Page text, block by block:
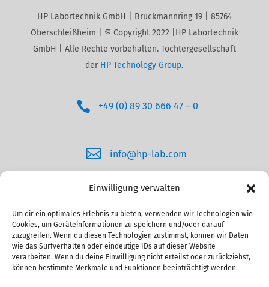
Einwilligung verwalten
Um dir ein optimales Erlebnis zu bieten, verwenden wir Technologien wie
Cookies, um Geräteinformationen zu speichern und/oder darauf
zuzugreifen. Wenn du diesen Technologien zustimmst, können wir Daten
wie das Surfverhalten oder eindeutige IDs auf dieser Website
verarbeiten. Wenn du deine Einwilligung nicht erteilst oder zurückziehst,
können bestimmte Merkmale und Funktionen beeinträchtigt werden.
HP Labortechnik GmbH | Bruckmannring 19 | 85764
Oberschleißheim | © Copyright 2022 |HP Labortechnik
GmbH | Alle Rechte vorbehalten. Tochtergesellschaft
der HP Technology Group.
 +49 (0) 89 30 666 47 – 0
 info@hp-lab.com
Impressum